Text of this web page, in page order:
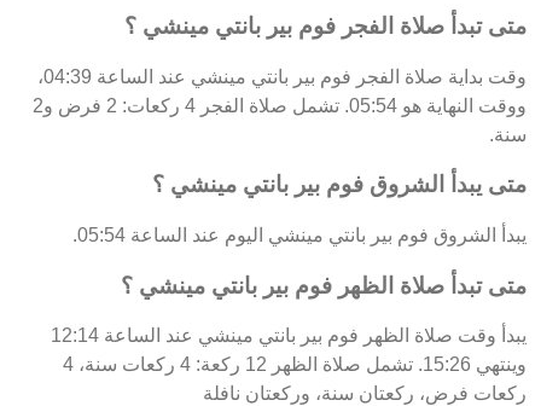
متى تبدأ صلاة الفجر فوم بير بانتي مينشي ؟
وقت بداية صلاة الفجر فوم بير بانتي مينشي عند الساعة 04:39،
ووقت النهاية هو 05:54. تشمل صلاة الفجر 4 ركعات: 2 فرض و2
سنة.
متى يبدأ الشروق فوم بير بانتي مينشي ؟
يبدأ الشروق فوم بير بانتي مينشي اليوم عند الساعة 05:54.
متى تبدأ صلاة الظهر فوم بير بانتي مينشي ؟
يبدأ وقت صلاة الظهر فوم بير بانتي مينشي عند الساعة 12:14
وينتهي 15:26. تشمل صلاة الظهر 12 ركعة: 4 ركعات سنة، 4
ركعات فرض، ركعتان سنة، وركعتان نافلة